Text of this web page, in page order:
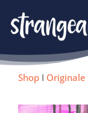
Shop I Originale